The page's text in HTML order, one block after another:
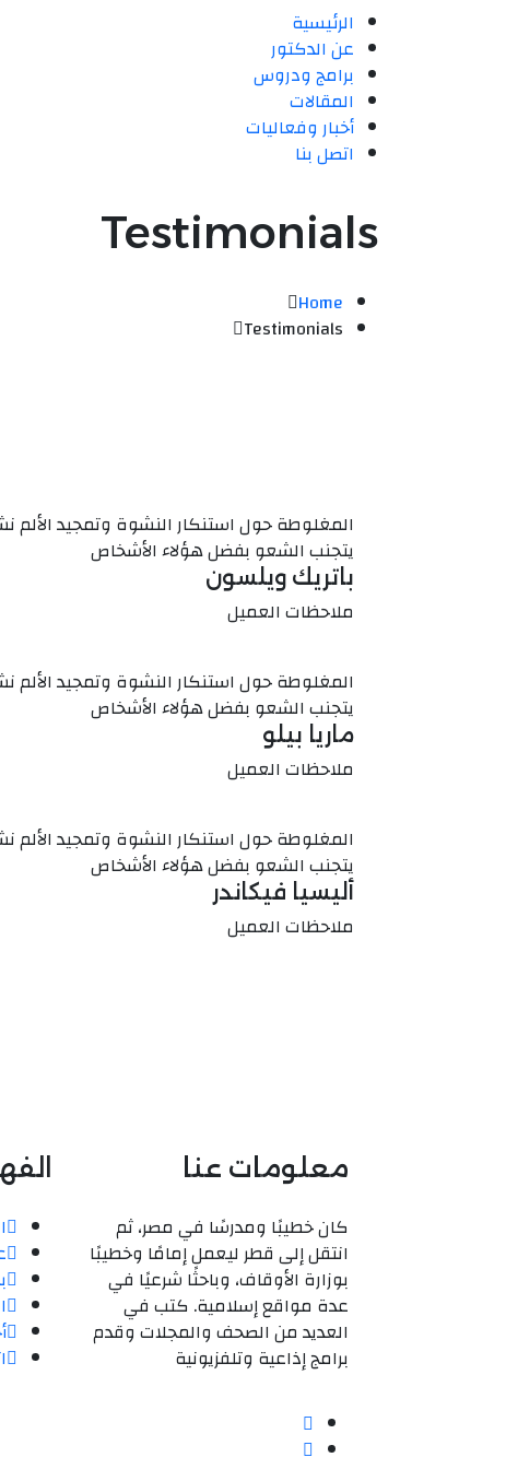
الرئيسية
عن الدكتور
برامج ودروس
المقالات
أخبار وفعاليات
اتصل بنا
Testimonials
Home
Testimonials
المغلوطة حول استنكار النشوة وتمجيد
يتجنب الشعو بفضل هؤلاء الأشخاص
باتريك ويلسون
ملاحظات العميل
المغلوطة حول استنكار النشوة وتمجيد
يتجنب الشعو بفضل هؤلاء الأشخاص
ماريا بيلو
ملاحظات العميل
المغلوطة حول استنكار النشوة وتمجيد
يتجنب الشعو بفضل هؤلاء الأشخاص
أليسيا فيكاندر
ملاحظات العميل
معلومات عنا
كان خطيبًا ومدرسًا في مصر، ثم
انتقل إلى قطر ليعمل إمامًا وخطيبًا
بوزارة الأوقاف، وباحثًا شرعيًا في
عدة مواقع إسلامية. كتب في
العديد من الصحف والمجلات وقدم
برامج إذاعية وتلفزيونية